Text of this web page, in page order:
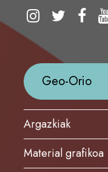
Geo-Orio
Argazkiak
Material grafikoa